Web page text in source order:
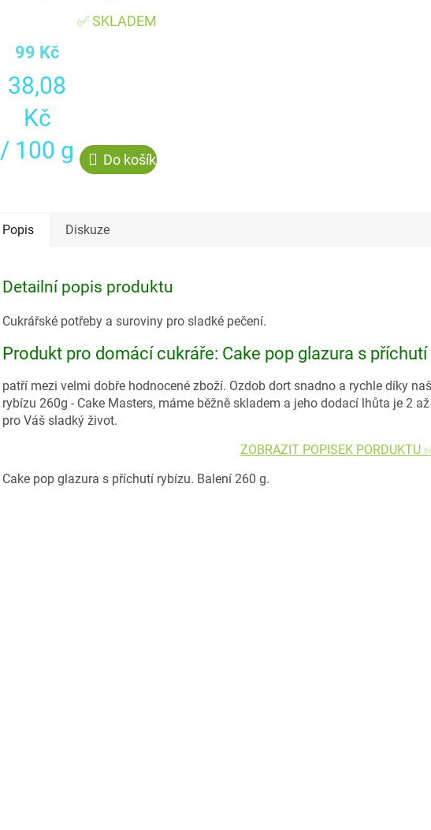
✅ SKLADEM
99 Kč
Měrná
cena:
38,08
Kč
/ 100 g
Do košíku
Popis Diskuze
Detailní popis produktu
Cukrářské potřeby a suroviny pro sladké pečení.
Produkt pro domácí cukráře: Cake pop glazura s
patří mezi velmi dobře hodnocené zboží. Ozdob dort snadno a rychle díky
rybízu 260g - Cake Masters, máme běžně skladem a jeho dodací lhůta je 2
pro Váš sladký život.
ZOBRAZIT POPISEK PORDUKTU
Cake pop glazura s příchutí rybízu. Balení 260 g.